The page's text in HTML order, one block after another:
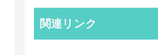
関連リンク